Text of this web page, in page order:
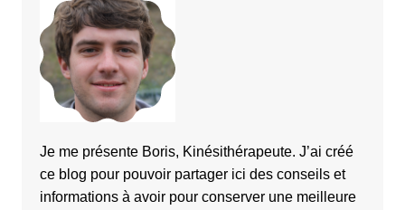
Je me présente Boris, Kinésithérapeute. J’ai créé
ce blog pour pouvoir partager ici des conseils et
informations à avoir pour conserver une meilleure